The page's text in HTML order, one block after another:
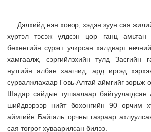
Дэлхийд нэн ховор, хэдэн зуун сая
хүртэл тэсэж үлдсэн цор ганц амьтан
бөхөнгийн сүрэгт учирсан халдварт
хамгаалж, сэргийлэхийн тулд Засгийн
нутгийн албан хаагчид, ард иргэд
сурвалжлахаар Говь-Алтай аймгийг зорьж
Шадар сайдын тушаалаар байгуулагдсан
шийдвэрээр нийт бөхөнгийн 90 орчим
аймгийн Байгаль орчны газраар
сая төгрөг хуваарилсан билээ.